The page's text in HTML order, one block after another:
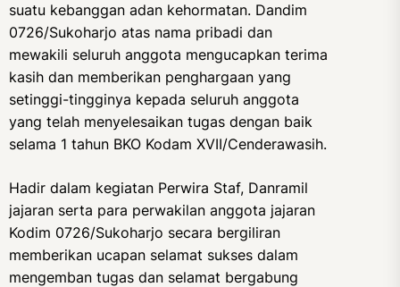
suatu kebanggan adan kehormatan. Dandim
0726/Sukoharjo atas nama pribadi dan
mewakili seluruh anggota mengucapkan terima
kasih dan memberikan penghargaan yang
setinggi-tingginya kepada seluruh anggota
yang telah menyelesaikan tugas dengan baik
selama 1 tahun BKO Kodam XVII/Cenderawasih.
Hadir dalam kegiatan Perwira Staf, Danramil
jajaran serta para perwakilan anggota jajaran
Kodim 0726/Sukoharjo secara bergiliran
memberikan ucapan selamat sukses dalam
mengemban tugas dan selamat bergabung